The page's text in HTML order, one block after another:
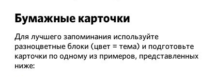
Бумажные карточки
Для лучшего запоминания используйте
разноцветные блоки (цвет = тема) и подготовьте
карточки по одному из примеров, представленных
ниже: